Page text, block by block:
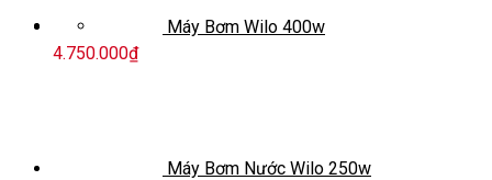
Máy Bơm Wilo 400w
4.750.000₫
Máy Bơm Nước Wilo 250w